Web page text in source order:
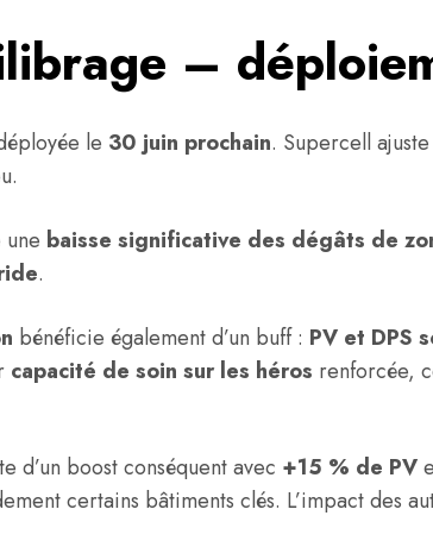
–
le 30 juin prochain. Supercell
baisse significative des dégâts de
.
bénéficie également d’un buff : PV et DPS
capacité de soin sur les héros renforcée,
d’un boost conséquent avec +15 % de PV
certains bâtiments clés. L’impact des